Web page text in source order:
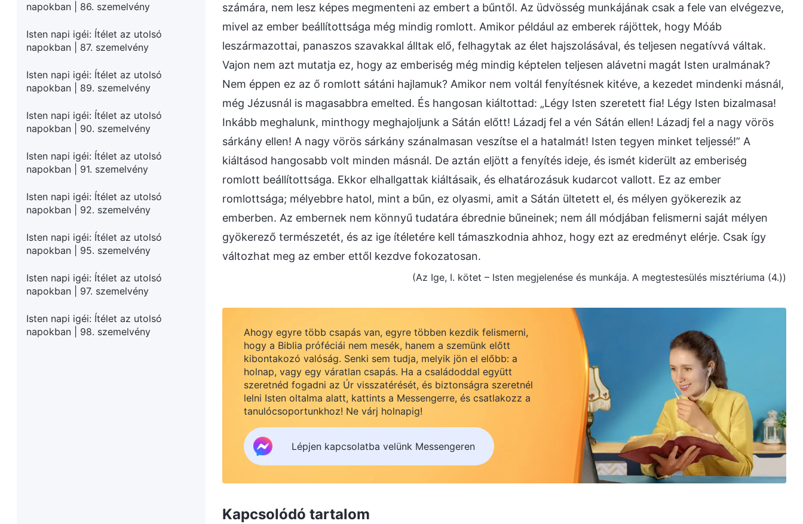
napokban | 86. szemelvény
Isten napi igéi: Ítélet az utolsó
napokban | 87. szemelvény
Isten napi igéi: Ítélet az utolsó
napokban | 89. szemelvény
Isten napi igéi: Ítélet az utolsó
napokban | 90. szemelvény
Isten napi igéi: Ítélet az utolsó
napokban | 91. szemelvény
Isten napi igéi: Ítélet az utolsó
napokban | 92. szemelvény
Isten napi igéi: Ítélet az utolsó
napokban | 95. szemelvény
Isten napi igéi: Ítélet az utolsó
napokban | 97. szemelvény
Isten napi igéi: Ítélet az utolsó
napokban | 98. szemelvény
számára, nem lesz képes megmenteni az embert a bűntől. Az üdvösség munkájának csak a fele van elvégezve,
mivel az ember beállítottsága még mindig romlott. Amikor például az emberek rájöttek, hogy Móáb
leszármazottai, panaszos szavakkal álltak elő, felhagytak az élet hajszolásával, és teljesen negatívvá váltak.
Vajon nem azt mutatja ez, hogy az emberiség még mindig képtelen teljesen alávetni magát Isten uralmának?
Nem éppen ez az ő romlott sátáni hajlamuk? Amikor nem voltál fenyítésnek kitéve, a kezedet mindenki másnál,
még Jézusnál is magasabbra emelted. És hangosan kiáltottad: „Légy Isten szeretett fia! Légy Isten bizalmasa!
Inkább meghalunk, minthogy meghajoljunk a Sátán előtt! Lázadj fel a vén Sátán ellen! Lázadj fel a nagy vörös
sárkány ellen! A nagy vörös sárkány szánalmasan veszítse el a hatalmát! Isten tegyen minket teljessé!” A
kiáltásod hangosabb volt minden másnál. De aztán eljött a fenyítés ideje, és ismét kiderült az emberiség
romlott beállítottsága. Ekkor elhallgattak kiáltásaik, és elhatározásuk kudarcot vallott. Ez az ember
romlottsága; mélyebbre hatol, mint a bűn, ez olyasmi, amit a Sátán ültetett el, és mélyen gyökerezik az
emberben. Az embernek nem könnyű tudatára ébrednie bűneinek; nem áll módjában felismerni saját mélyen
gyökerező természetét, és az ige ítéletére kell támaszkodnia ahhoz, hogy ezt az eredményt elérje. Csak így
változhat meg az ember ettől kezdve fokozatosan.
(Az Ige, I. kötet – Isten megjelenése és munkája. A megtestesülés misztériuma (4.))
Ahogy egyre több csapás van, egyre többen kezdik felismerni,
hogy a Biblia próféciái nem mesék, hanem a szemünk előtt
kibontakozó valóság. Senki sem tudja, melyik jön el előbb: a
holnap, vagy egy váratlan csapás. Ha a családoddal együtt
szeretnéd fogadni az Úr visszatérését, és biztonságra szeretnél
lelni Isten oltalma alatt, kattints a Messengerre, és csatlakozz a
tanulócsoportunkhoz! Ne várj holnapig!
Lépjen kapcsolatba velünk Messengeren
Kapcsolódó tartalom